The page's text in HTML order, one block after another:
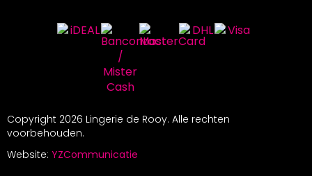
Copyright 2026 Lingerie de Rooy. Alle rechten
voorbehouden.
Website: YZCommunicatie